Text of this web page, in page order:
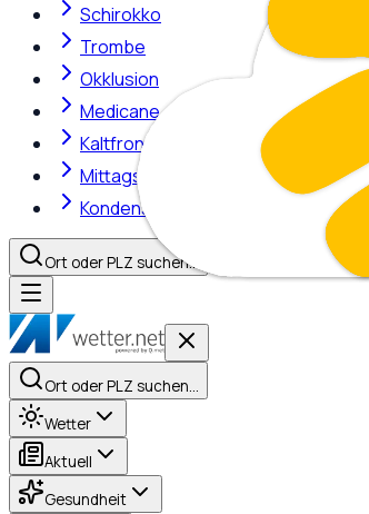
Schirokko
Trombe
Okklusion
Medicane
Kaltfront
Mittagshitze
Kondensstreifen
Ort oder PLZ suchen…
Ort oder PLZ suchen…
Wetter
Aktuell
Gesundheit